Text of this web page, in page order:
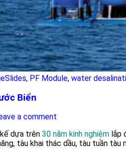
, PF Module, water
Biển
a comment
dựa trên 30 năm kinh nghiệm lắp
tàu khai thác dầu, tàu tuần tàu